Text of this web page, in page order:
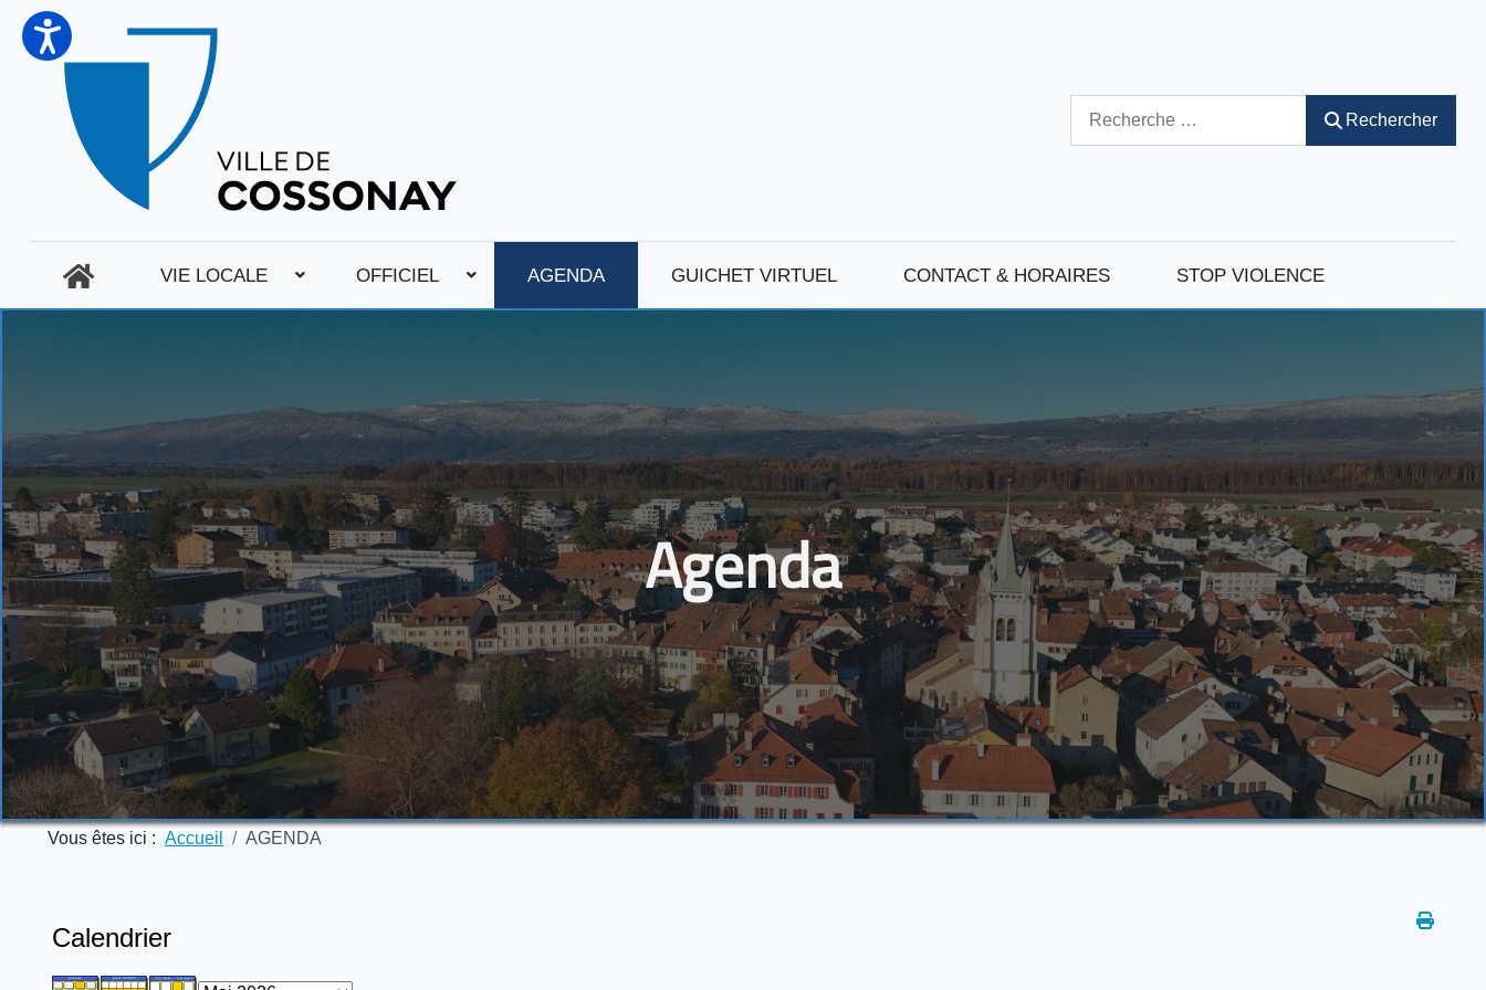
Rechercher
VIE LOCALE OFFICIEL AGENDA GUICHET VIRTUEL CONTACT & HORAIRES STOP VIOLENCE
Agenda
Vous êtes ici : Accueil AGENDA
Calendrier